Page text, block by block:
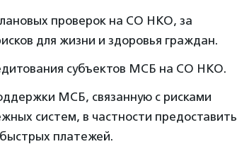
проверок на СО НКО, за
для жизни и здоровья граждан.
субъектов МСБ на СО НКО.
МСБ, связанную с рисками
систем, в частности предоставить
платежей.